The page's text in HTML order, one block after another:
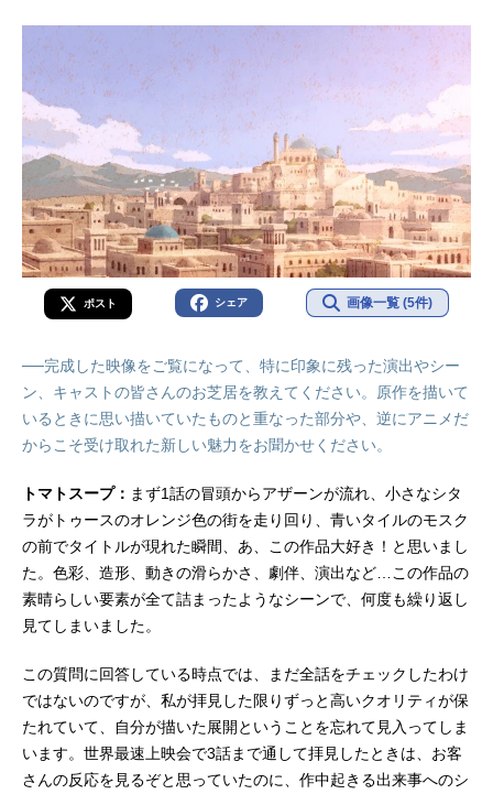
ポスト シェア 画像一覧 (5件)
──完成した映像をご覧になって、特に印象に残った演出やシー
ン、キャストの皆さんのお芝居を教えてください。原作を描いて
いるときに思い描いていたものと重なった部分や、逆にアニメだ
からこそ受け取れた新しい魅力をお聞かせください。
トマトスープ： まず1話の冒頭からアザーンが流れ、小さなシタ
ラがトゥースのオレンジ色の街を走り回り、青いタイルのモスク
の前でタイトルが現れた瞬間、あ、この作品大好き！と思いまし
た。色彩、造形、動きの滑らかさ、劇伴、演出など…この作品の
素晴らしい要素が全て詰まったようなシーンで、何度も繰り返し
見てしまいました。
この質問に回答している時点では、まだ全話をチェックしたわけ
ではないのですが、私が拝見した限りずっと高いクオリティが保
たれていて、自分が描いた展開ということを忘れて見入ってしま
います。世界最速上映会で3話まで通して拝見したときは、お客
さんの反応を見るぞと思っていたのに、作中起きる出来事へのシ